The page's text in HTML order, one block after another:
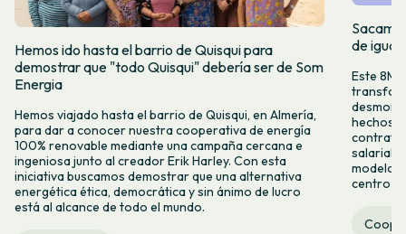
Hemos ido hasta el barrio de Quisqui para
demostrar que "todo Quisqui" debería ser de Som
Energia
Hemos viajado hasta el barrio de Quisqui, en Almería,
para dar a conocer nuestra cooperativa de energía
100% renovable mediante una campaña cercana e
ingeniosa junto al creador Erik Harley. Con esta
iniciativa buscamos demostrar que una alternativa
energética ética, democrática y sin ánimo de lucro
está al alcance de todo el mundo.
de
Este 8M,
hechos y
salarial y
modelo
centro